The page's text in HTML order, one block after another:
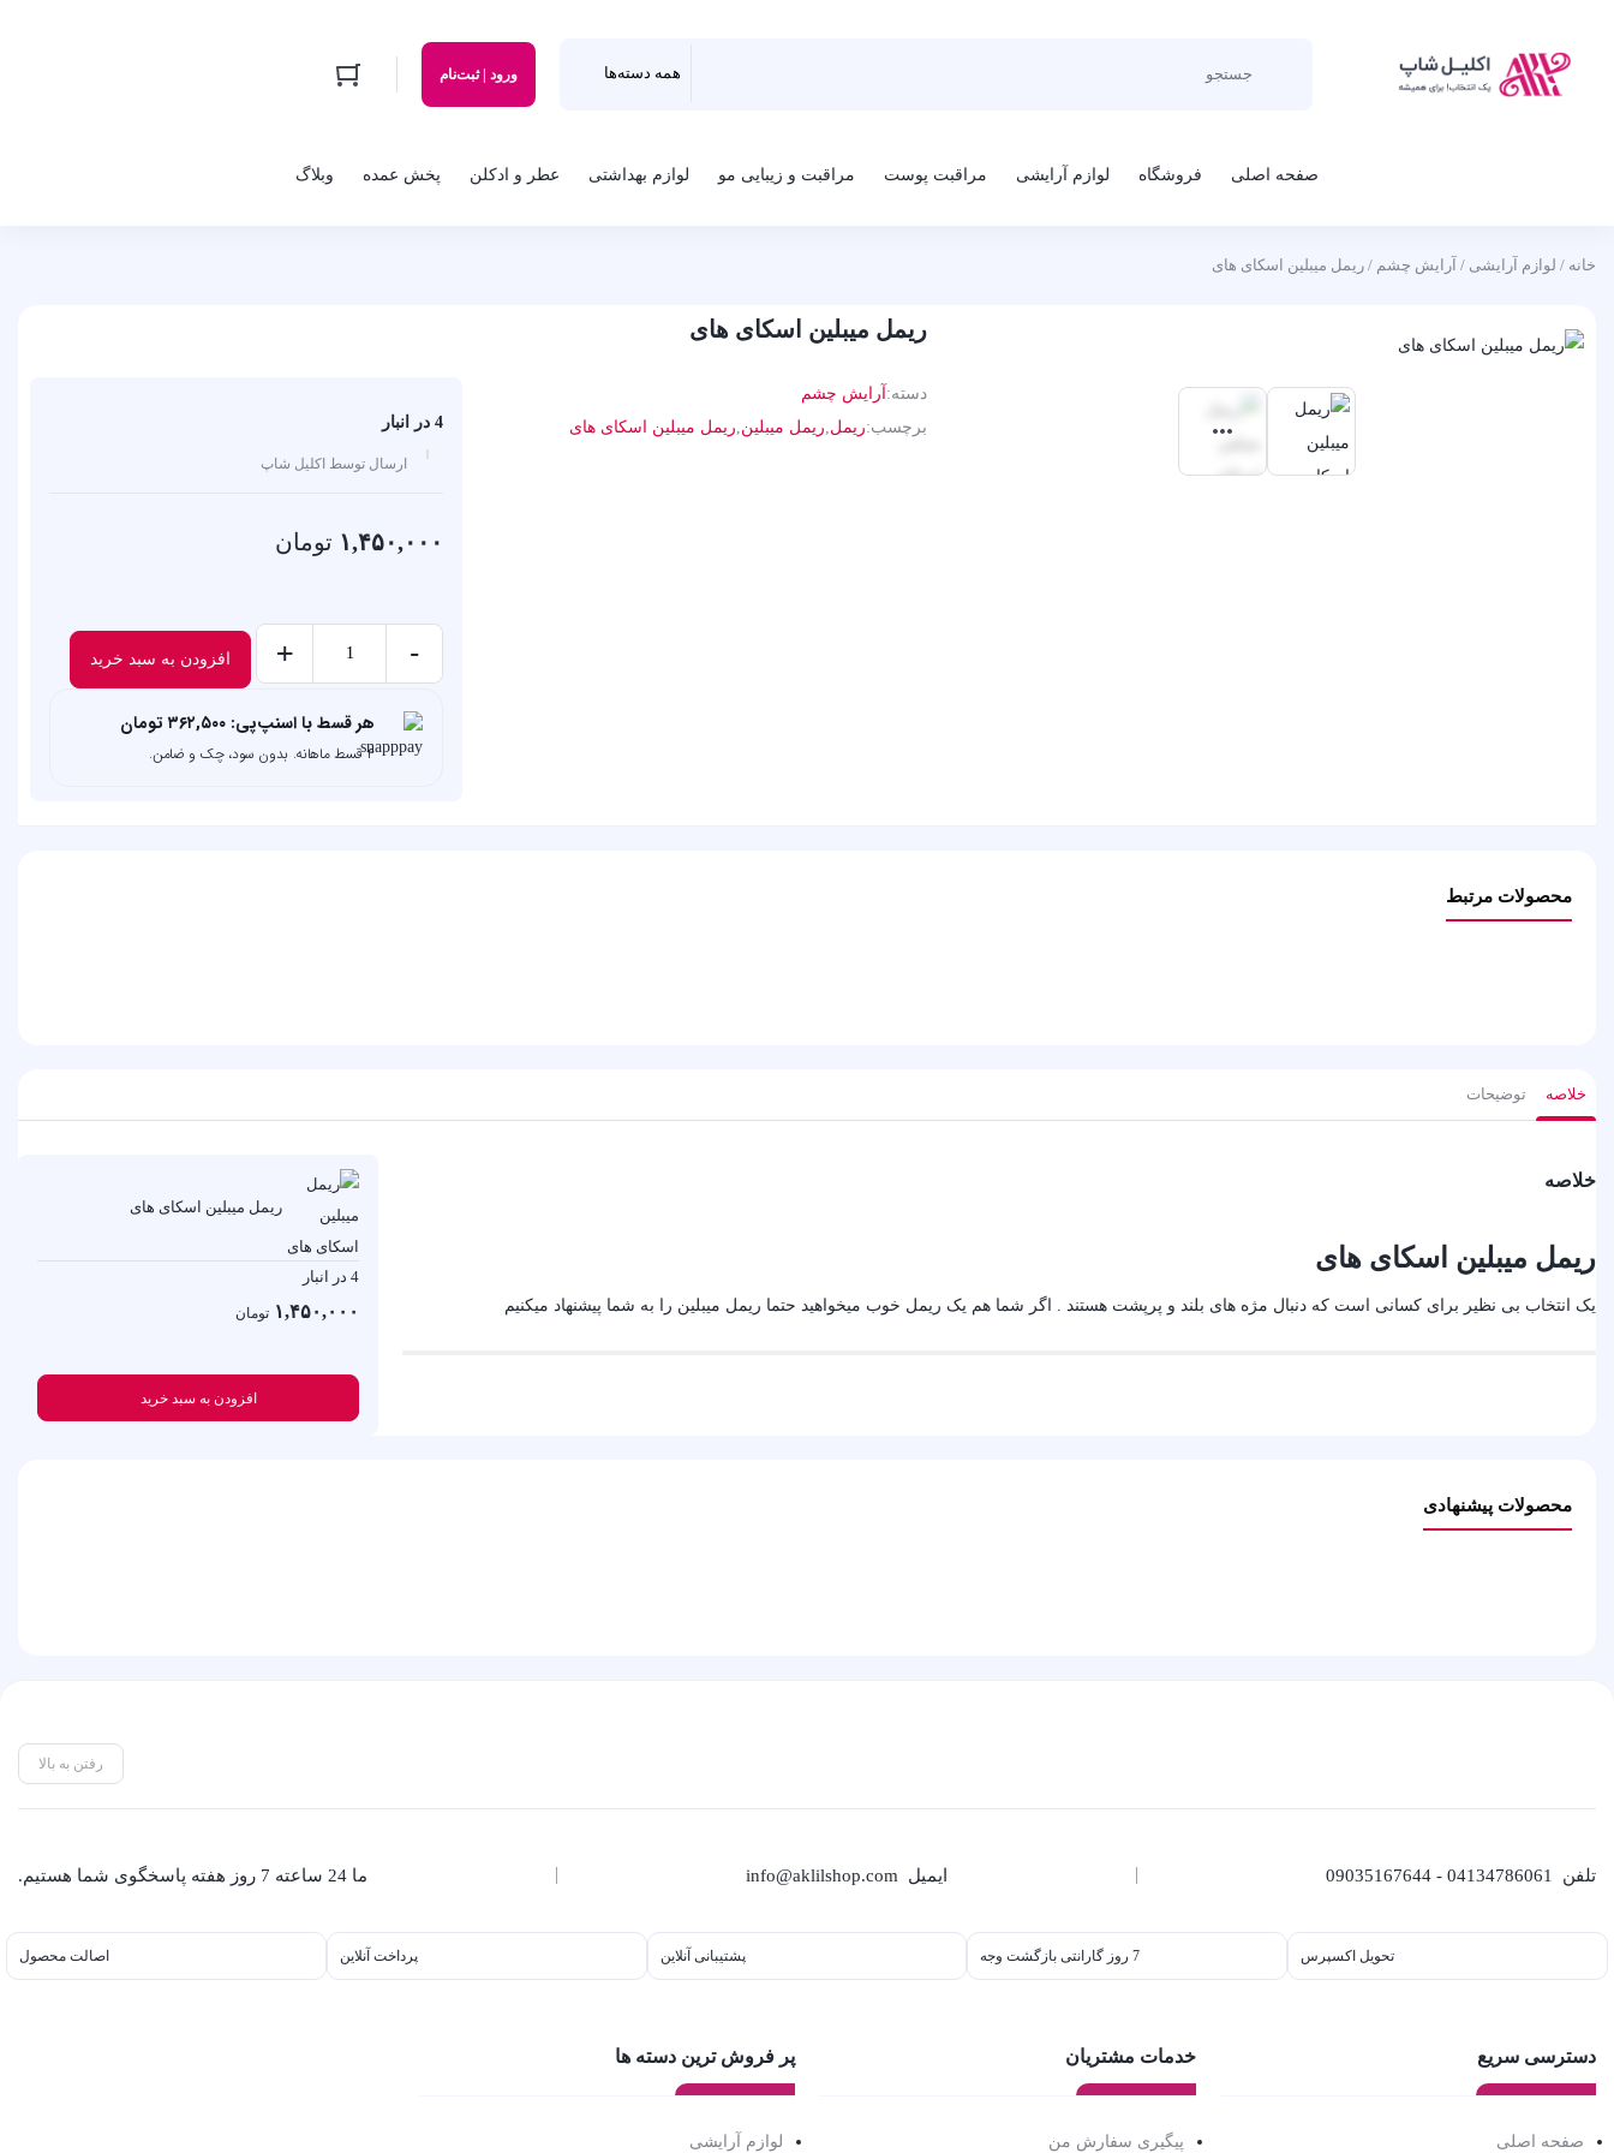
ورود | ثبت‌نام
صفحه اصلی فروشگاه لوازم آرایشی مراقبت پوست مراقبت و زیبایی مو لوازم بهداشتی عطر و ادکلن پخش عمده وبلاگ
خانه / لوازم آرایشی / آرایش چشم / ریمل میبلین اسکای های
ریمل میبلین اسکای های
دسته: آرایش چشم
برچسب:ریمل,ریمل میبلین,ریمل میبلین اسکای های 4 در انبار
ارسال توسط اکلیل شاپ
۱,۴۵۰,۰۰۰ تومان
اسکای
-
+ افزودن به سبد خرید
هر قسط با اسنپ‌پی: ۳۶۲,۵۰۰ تومان
۴ قسط ماهانه. بدون سود، چک و ضامن.
محصولات مرتبط
خلاصه توضیحات
خلاصه
ریمل میبلین اسکای های
یک انتخاب بی نظیر برای کسانی است که دنبال مژه های بلند و پرپشت هستند . اگر شما هم یک ریمل خوب میخواهید حتما ریمل میبلین را به شما پیشنهاد میکنیم
ریمل میبلین اسکای های
4 در انبار
۱,۴۵۰,۰۰۰ تومان
افزودن به سبد خرید
محصولات پیشنهادی
رفتن به بالا
تلفن 04134786061 - 09035167644 ایمیل info@aklilshop.com ما 24 ساعته 7 روز هفته پاسخگوی شما هستیم.
تحویل اکسپرس 7 روز گارانتی بازگشت وجه پشتیبانی آنلاین پرداخت آنلاین اصالت محصول
دسترسی سریع
صفحه اصلی
خدمات مشتریان
پیگیری سفارش من
پر فروش ترین دسته ها
لوازم آرایشی